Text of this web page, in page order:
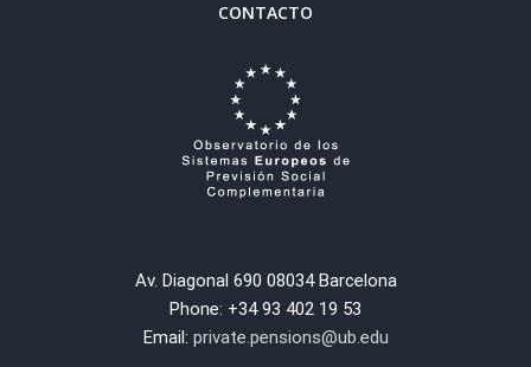
CONTACTO
Av. Diagonal 690 08034 Barcelona
Phone: +34 93 402 19 53
Email: private.pensions@ub.edu